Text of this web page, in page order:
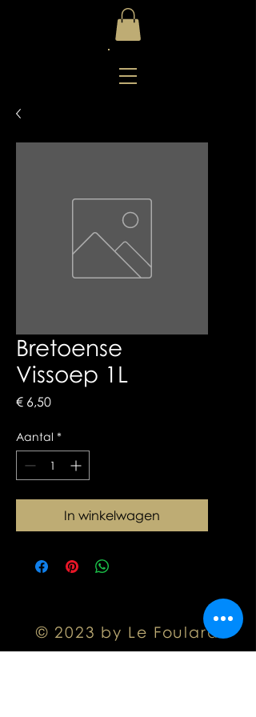
Bretoense
Vissoep 1L
€ 6,50Prijs
Aantal *
In winkelwagen
© 2023 by Le Foulard